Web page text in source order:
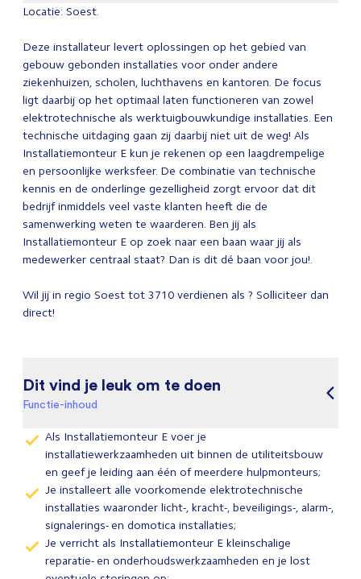
Locatie: Soest.
Deze installateur levert oplossingen op het gebied van
gebouw gebonden installaties voor onder andere
ziekenhuizen, scholen, luchthavens en kantoren. De focus
ligt daarbij op het optimaal laten functioneren van zowel
elektrotechnische als werktuigbouwkundige installaties. Een
technische uitdaging gaan zij daarbij niet uit de weg! Als
Installatiemonteur E kun je rekenen op een laagdrempelige
en persoonlijke werksfeer. De combinatie van technische
kennis en de onderlinge gezelligheid zorgt ervoor dat dit
bedrijf inmiddels veel vaste klanten heeft die de
samenwerking weten te waarderen. Ben jij als
Installatiemonteur E op zoek naar een baan waar jij als
medewerker centraal staat? Dan is dit dé baan voor jou!.
Wil jij in regio Soest tot 3710 verdienen als ? Solliciteer dan
direct!
Dit vind je leuk om te doen
Functie-inhoud
Als Installatiemonteur E voer je
installatiewerkzaamheden uit binnen de utiliteitsbouw
en geef je leiding aan één of meerdere hulpmonteurs;
Je installeert alle voorkomende elektrotechnische
installaties waaronder licht-, kracht-, beveiligings-, alarm-,
signalerings- en domotica installaties;
Je verricht als Installatiemonteur E kleinschalige
reparatie- en onderhoudswerkzaamheden en je lost